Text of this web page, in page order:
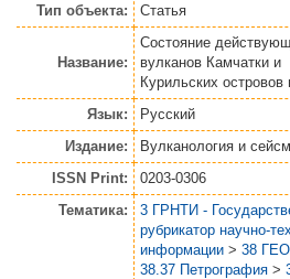
Тип объекта: Статья
Название:
Состояние
вулканов Камчатки и
Курильских островов
Язык:
Русский
Издание:
Вулканология и
ISSN Print:
0203-0306
Тематика:
3 ГРНТИ -
рубрикатор научно-
информации > 38
38.37 Петрография >